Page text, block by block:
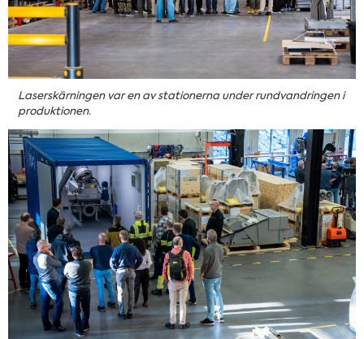
Laserskärningen var en av stationerna under rundvandringen i
produktionen.